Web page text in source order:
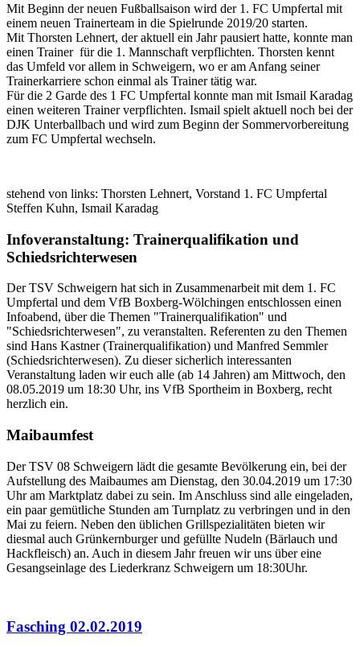
Mit Beginn der neuen Fußballsaison wird der 1. FC Umpfertal mit
einem neuen Trainerteam in die Spielrunde 2019/20 starten.
Mit Thorsten Lehnert, der aktuell ein Jahr pausiert hatte, konnte man
einen Trainer für die 1. Mannschaft verpflichten. Thorsten kennt
das Umfeld vor allem in Schweigern, wo er am Anfang seiner
Trainerkarriere schon einmal als Trainer tätig war.
Für die 2 Garde des 1 FC Umpfertal konnte man mit Ismail Karadag
einen weiteren Trainer verpflichten. Ismail spielt aktuell noch bei der
DJK Unterballbach und wird zum Beginn der Sommervorbereitung
zum FC Umpfertal wechseln.
stehend von links: Thorsten Lehnert, Vorstand 1. FC Umpfertal
Steffen Kuhn, Ismail Karadag
Infoveranstaltung: Trainerqualifikation und
Schiedsrichterwesen
Der TSV Schweigern hat sich in Zusammenarbeit mit dem 1. FC
Umpfertal und dem VfB Boxberg-Wölchingen entschlossen einen
Infoabend, über die Themen "Trainerqualifikation" und
"Schiedsrichterwesen", zu veranstalten. Referenten zu den Themen
sind Hans Kastner (Trainerqualifikation) und Manfred Semmler
(Schiedsrichterwesen). Zu dieser sicherlich interessanten
Veranstaltung laden wir euch alle (ab 14 Jahren) am Mittwoch, den
08.05.2019 um 18:30 Uhr, ins VfB Sportheim in Boxberg, recht
herzlich ein.
Maibaumfest
Der TSV 08 Schweigern lädt die gesamte Bevölkerung ein, bei der
Aufstellung des Maibaumes am Dienstag, den 30.04.2019 um 17:30
Uhr am Marktplatz dabei zu sein. Im Anschluss sind alle eingeladen,
ein paar gemütliche Stunden am Turnplatz zu verbringen und in den
Mai zu feiern. Neben den üblichen Grillspezialitäten bieten wir
diesmal auch Grünkernburger und gefüllte Nudeln (Bärlauch und
Hackfleisch) an. Auch in diesem Jahr freuen wir uns über eine
Gesangseinlage des Liederkranz Schweigern um 18:30Uhr.
Fasching 02.02.2019